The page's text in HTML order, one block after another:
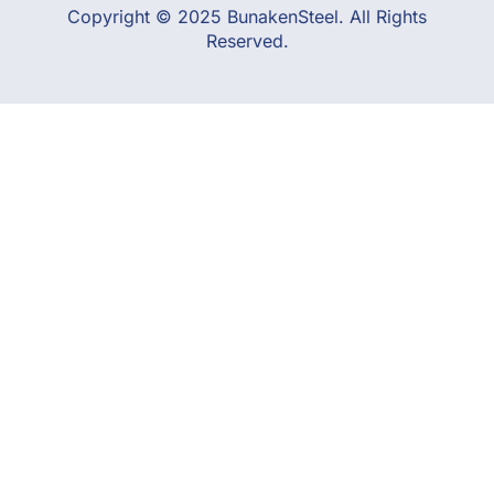
Copyright © 2025 BunakenSteel. All Rights
Reserved.